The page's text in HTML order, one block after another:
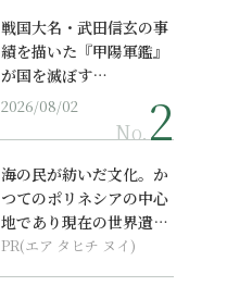
戦国大名・武田信玄の事
績を描いた『甲陽軍鑑』
が国を滅ぼす…
2026/08/02
No.
海の民が紡いだ文化。か
つてのポリネシアの中心
地であり現在の世界遺産
からみえてくる...
PR(エア タヒチ ヌイ)